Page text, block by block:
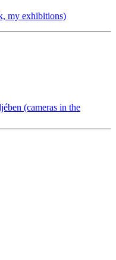
my exhibitions)
(cameras in the